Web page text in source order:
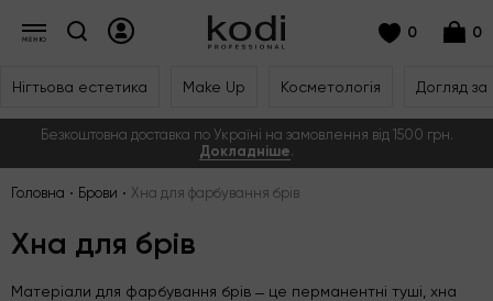
0 0
Нігтьова естетика Make Up Косметологія Догляд
Безкоштовна доставка по Україні на замовлення від 1500 грн.
Докладніше.
Головна Брови Хна для фарбування брів
Хна для брів
Матеріали для фарбування брів ̶ це перманентні туші, хна